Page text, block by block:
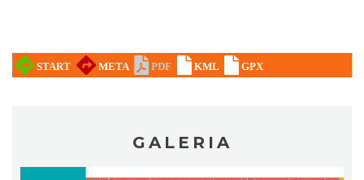
15.30 km
GALERIA